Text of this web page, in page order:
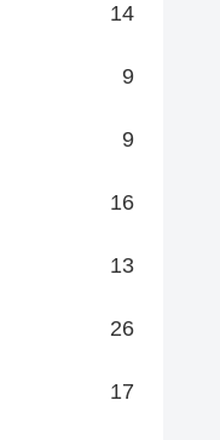
14
9
9
16
13
26
17